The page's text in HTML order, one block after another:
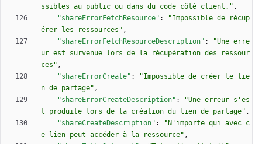
ssibles au public ou dans du code côté client." ,
"shareErrorFetchResource" :
"Impossible de récup
érer les ressources" ,
"shareErrorFetchResourceDescription" :
"Une erre
ur est survenue lors de la récupération des ressour
ces" ,
"shareErrorCreate" :
"Impossible de créer le lie
n de partage" ,
"shareErrorCreateDescription" :
"Une erreur s'es
t produite lors de la création du lien de partage" ,
"shareCreateDescription" :
"N'importe qui avec c
e lien peut accéder à la ressource" ,